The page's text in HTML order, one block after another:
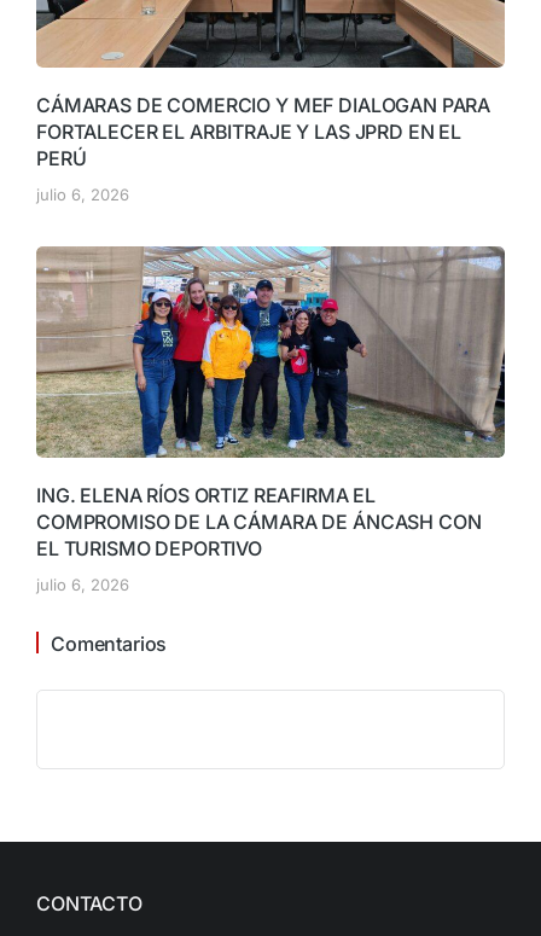
CÁMARAS DE COMERCIO Y MEF DIALOGAN PARA
FORTALECER EL ARBITRAJE Y LAS JPRD EN EL
PERÚ
julio 6, 2026
ING. ELENA RÍOS ORTIZ REAFIRMA EL
COMPROMISO DE LA CÁMARA DE ÁNCASH CON
EL TURISMO DEPORTIVO
julio 6, 2026
Comentarios
CONTACTO